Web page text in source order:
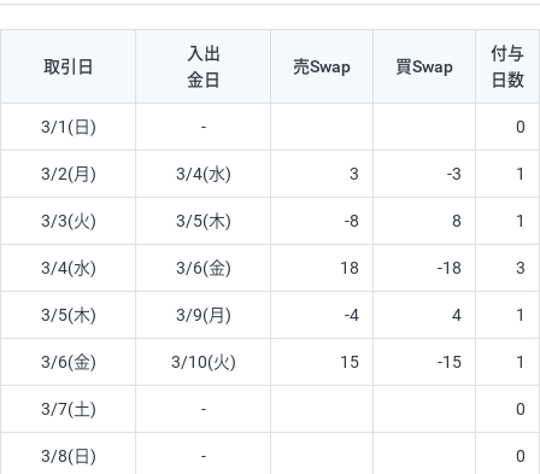
取引日
入出
金日
売Swap 買Swap
付与
日数
3/1(日) - 0
3/2(月) 3/4(水) 3 -3 1
3/3(火) 3/5(木) -8 8 1
3/4(水) 3/6(金) 18 -18 3
3/5(木) 3/9(月) -4 4 1
3/6(金) 3/10(火) 15 -15 1
3/7(土) - 0
3/8(日) - 0